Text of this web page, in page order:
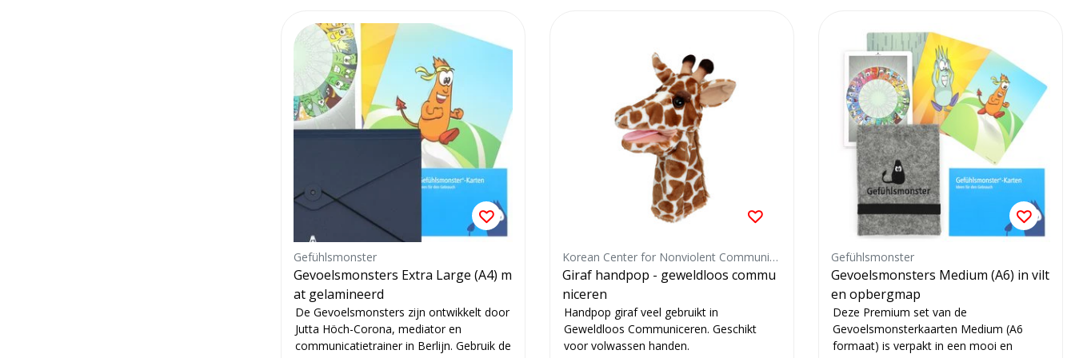
Gefühlsmonster
Gevoelsmonsters Extra Large (A4) m
at gelamineerd
De Gevoelsmonsters zijn ontwikkelt door
Jutta Höch-Corona, mediator en
communicatietrainer in Berlijn. Gebruik de
Korean Center for Nonviolent Communication
Giraf handpop - geweldloos commu
niceren
Handpop giraf veel gebruikt in
Geweldloos Communiceren. Geschikt
voor volwassen handen.
Gefühlsmonster
Gevoelsmonsters Medium (A6) in vilt
en opbergmap
Deze Premium set van de
Gevoelsmonsterkaarten Medium (A6
formaat) is verpakt in een mooi en